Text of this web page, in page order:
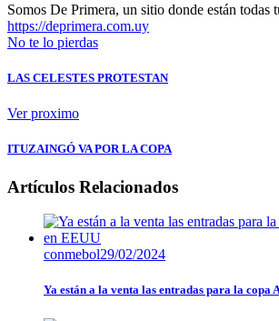
Somos De Primera, un sitio donde están todas
https://deprimera.com.uy
No te lo pierdas
LAS CELESTES PROTESTAN
Ver proximo
ITUZAINGÓ VA POR LA COPA
Artículos Relacionados
conmebol29/02/2024
Ya están a la venta las entradas para la copa